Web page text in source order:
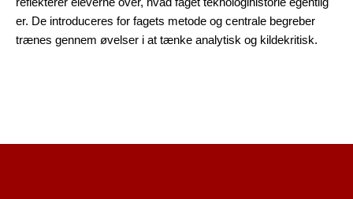
er. De introduceres for fagets metode og centrale begreber
trænes gennem øvelser i at tænke analytisk og kildekritisk.